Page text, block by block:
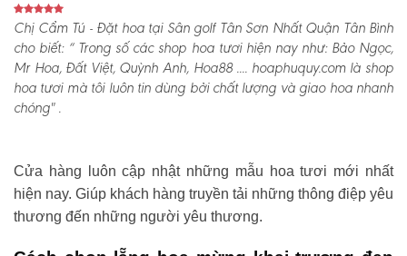
Chị Cẩm Tú - Đặt hoa tại Sân golf Tân Sơn Nhất Quận Tân Bình
cho biết:“ Trong số các shop hoa tươi hiện nay như: Bảo Ngọc,
Mr Hoa, Đất Việt, Quỳnh Anh, Hoa88 .... hoaphuquy.com là shop
hoa tươi mà tôi luôn tin dùng bởi chất lượng và giao hoa nhanh
chóng" .
Cửa hàng luôn cập nhật những mẫu hoa tươi mới nhất
hiện nay. Giúp khách hàng truyền tải những thông điệp yêu
thương đến những người yêu thương.